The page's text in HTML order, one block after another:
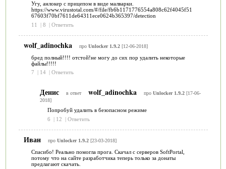
Угу, анлокер с прицепом в виде малварки.
https://www.virustotal.com/#/file/fb6b1171776554a808c62f4045f51
67603f70bf7611de64311ece0624b365397/detection
11
| 8 | Ответить
wolf_adinochka про Unlocker 1.9.2[12-06-2018]
бред полный!!!! отстой!не могу до сих пор удалить некоторые
файлы!!!!!
7
| 14 | Ответить
Денис в ответ wolf_adinochka про Unlocker 1.9.2[17-06-
2018]
Попробуй удалить в безопасном режиме
6
| 12 | Ответить
Иван про Unlocker 1.9.2[23-03-2018]
Спасибо! Реально помогла прога. Скачал с серверов SoftPortal,
потому что на сайте разработчика теперь только за донаты
предлагают скачать.